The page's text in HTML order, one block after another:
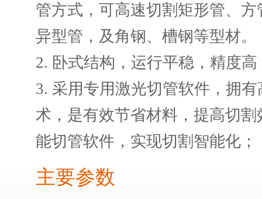
管方式，可高速切割矩形管、
异型管，及角钢、槽钢等型材。
2. 卧式结构，运行平稳，精度高
3. 采用专用激光切管软件，拥
术，是有效节省材料，提高切
能切管软件，实现切割智能化；
主要参数